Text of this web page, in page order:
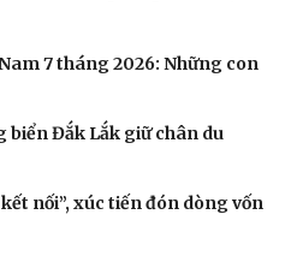
7 tháng 2026: Những con
biển Đắk Lắk giữ chân du
nối”, xúc tiến đón dòng vốn